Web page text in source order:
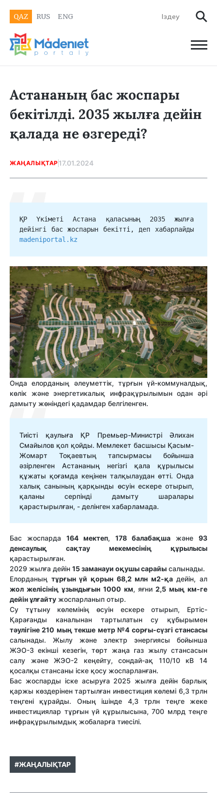
QAZ RUS ENG
Астананың бас жоспары
бекітілді. 2035 жылға дейін
қалада не өзгереді?
ЖАҢАЛЫҚТАР 17.01.2024
ҚР Үкіметі Астана қаласының 2035 жылға
madeniportal.kz
Онда елорданың әлеуметтік, тұрғын үй-коммуналдық,
көлік және энергетикалық инфрақұрылымын одан әрі
дамыту жөніндегі қадамдар белгіленген.
Тиісті қаулыға ҚР Премьер-Министрі Әлихан
Смайылов қол қойды. Мемлекет басшысы Қасым-
Жомарт Тоқаевтың тапсырмасы бойынша
әзірленген Астананың негізгі қала құрылысы
құжаты қоғамда кеңінен талқылаудан өтті. Онда
халық санының қарқынды өсуін ескере отырып,
қаланы серпінді дамыту шаралары
қарастырылған, - делінген хабарламада.
Бас жоспарда 164 мектеп, 178 балабақша және 93
денсаулық сақтау мекемесінің құрылысы
қарастырылған.
2029 жылға дейін 15 заманауи оқушы сарайы салынады.
Елорданың тұрғын үй қорын 68,2 млн м2-қадейін, ал
жол желісінің ұзындығын 1000 км, яғни 2,5 мың км-ге
дейін ұлғайту жоспарланып отыр.
Су тұтыну көлемінің өсуін ескере отырып, Ертіс-
Қарағанды каналынан тартылатын су құбырымен
тәулігіне 210 мың текше метр №4 сорғы-сүзгі стансасы
салынады. Жылу және электр энергиясы бойынша
ЖЭО-3 екінші кезегін, төрт жаңа газ жылу стансасын
салу және ЖЭО-2 кеңейту, сондай-ақ 110/10 кВ 14
қосалқы стансаны іске қосу жоспарланған.
Бас жоспарды іске асыруға 2025 жылға дейін барлық
қаржы көздерінен тартылған инвестиция көлемі 6,3 трлн
теңгені құрайды. Оның ішінде 4,3 трлн теңге жеке
инвестициялар тұрғын үй құрылысына, 700 млрд теңге
инфрақұрылымдық жобаларға тиесілі.
#ЖАҢАЛЫҚТАР